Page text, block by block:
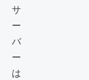
サ
ー
バ
ー
は